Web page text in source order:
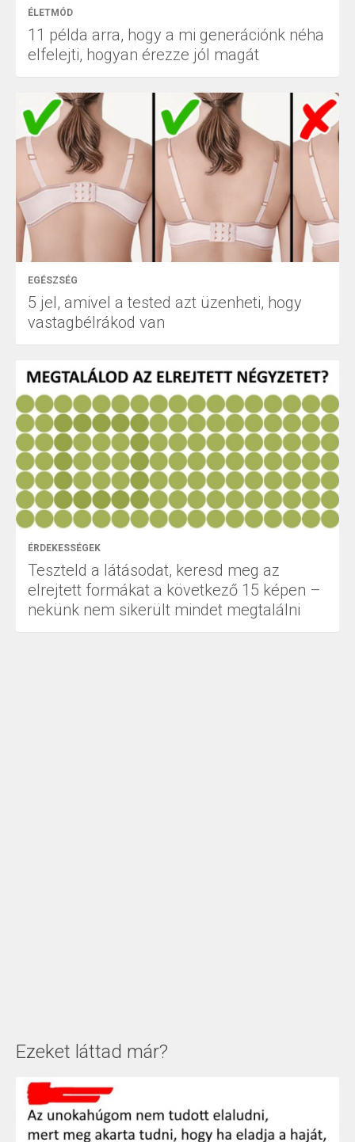
ÉLETMÓD
11 példa arra, hogy a mi generációnk néha
elfelejti, hogyan érezze jól magát
EGÉSZSÉG
5 jel, amivel a tested azt üzenheti, hogy
vastagbélrákod van
ÉRDEKESSÉGEK
Teszteld a látásodat, keresd meg az
elrejtett formákat a következő 15 képen –
nekünk nem sikerült mindet megtalálni
Ezeket láttad már?